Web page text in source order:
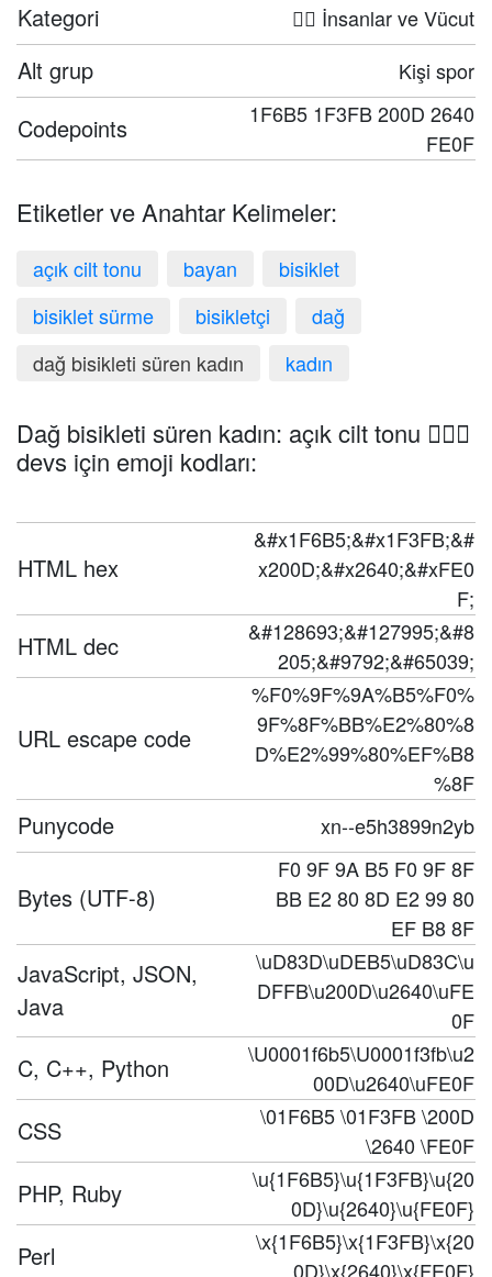
Kategori 🤦‍♀️ İnsanlar ve Vücut
Alt grup Kişi spor
Codepoints
1F6B5 1F3FB 200D 2640
FE0F
Etiketler ve Anahtar Kelimeler:
açık cilt tonu bayan
bisiklet
bisiklet sürme
bisikletçi
dağ
dağ bisikleti süren kadın
kadın
Dağ bisikleti süren kadın: açık cilt tonu 🚵🏻‍♀️
devs için emoji kodları:
HTML hex
&#x1F6B5;&#x1F3FB;&#
x200D;&#x2640;&#xFE0
F;
HTML dec
&#128693;&#127995;&#8
205;&#9792;&#65039;
URL escape code
%F0%9F%9A%B5%F0%
9F%8F%BB%E2%80%8
D%E2%99%80%EF%B8
%8F
Punycode xn--e5h3899n2yb
Bytes (UTF-8)
F0 9F 9A B5 F0 9F 8F
BB E2 80 8D E2 99 80
EF B8 8F
JavaScript, JSON,
Java
\uD83D\uDEB5\uD83C\u
DFFB\u200D\u2640\uFE
0F
C, C++, Python
\U0001f6b5\U0001f3fb\u2
00D\u2640\uFE0F
CSS
\01F6B5 \01F3FB \200D
\2640 \FE0F
PHP, Ruby
\u{1F6B5}\u{1F3FB}\u{20
0D}\u{2640}\u{FE0F}
Perl
\x{1F6B5}\x{1F3FB}\x{20
0D}\x{2640}\x{FE0F}